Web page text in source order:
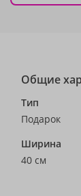
Общие
Тип
Подарок
Ширина
40 см